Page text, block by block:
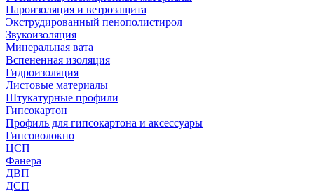
Пароизоляция и ветрозащита
Экструдированный пенополистирол
Звукоизоляция
Минеральная вата
Вспененная изоляция
Гидроизоляция
Листовые материалы
Штукатурные профили
Гипсокартон
Профиль для гипсокартона и аксессуары
Гипсоволокно
ЦСП
Фанера
ДВП
ДСП